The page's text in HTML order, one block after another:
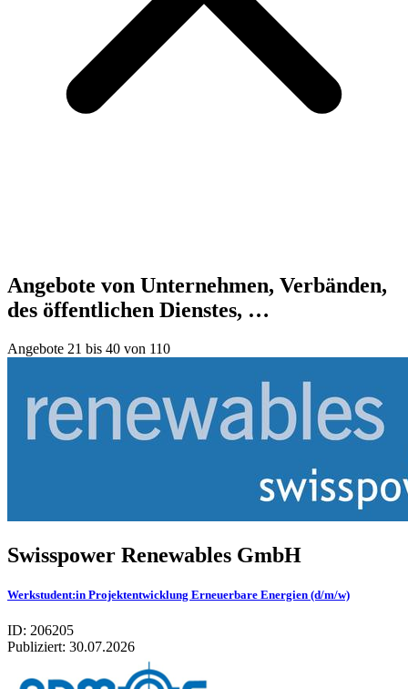
Angebote von Unternehmen, Verbänden,
des öffentlichen Dienstes, …
Angebote 21 bis 40 von 110
Swis­spower Rene­wa­bles GmbH
Werkstudent:in Projektentwicklung Erneuerbare Energien (d/m/w)
ID: 206205
Publiziert: 30.07.2026